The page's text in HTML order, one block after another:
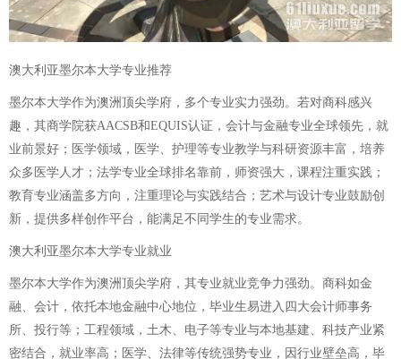
澳大利亚墨尔本大学专业推荐
墨尔本大学作为澳洲顶尖学府，多个专业实力强劲。若对商科感兴
趣，其商学院获AACSB和EQUIS认证，会计与金融专业全球领先，就
业前景好；医学领域，医学、护理等专业教学与科研资源丰富，培养
众多医学人才；法学专业全球排名靠前，师资强大，课程注重实践；
教育专业涵盖多方向，注重理论与实践结合；艺术与设计专业鼓励创
新，提供多样创作平台，能满足不同学生的专业需求。
澳大利亚墨尔本大学专业就业
墨尔本大学作为澳洲顶尖学府，其专业就业竞争力强劲。商科如金
融、会计，依托本地金融中心地位，毕业生易进入四大会计师事务
所、投行等；工程领域，土木、电子等专业与本地基建、科技产业紧
密结合，就业率高；医学、法律等传统强势专业，因行业壁垒高，毕